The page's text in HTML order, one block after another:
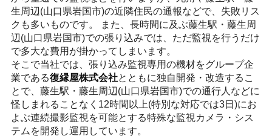
生周辺(山口県岩国市)の近隣住民の通報などで、失敗リス
クも多いものです。 また、長時間に及ぶ藤生駅・藤生周
辺(山口県岩国市)での張り込みでは、ただ監視を行うだけ
で多大な費用が掛かってしまいます。
そこで当社では、張り込み監視専用の機材をグループ企
業である復縁屋株式会社とともに独自開発・改造するこ
とで、藤生駅・藤生周辺(山口県岩国市)での通行人などに
怪しまれることなく12時間以上(特別な対応では3日)にお
よぶ連続撮影監視を可能とする特殊な監視カメラ・シス
テムを開発し運用しています。